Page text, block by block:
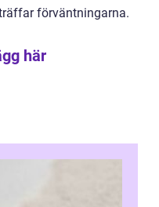
förväntningarna.
här